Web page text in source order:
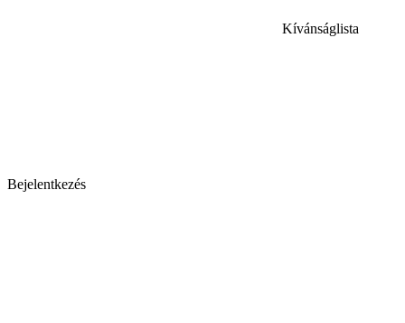
Kívánságlista
Bejelentkezés